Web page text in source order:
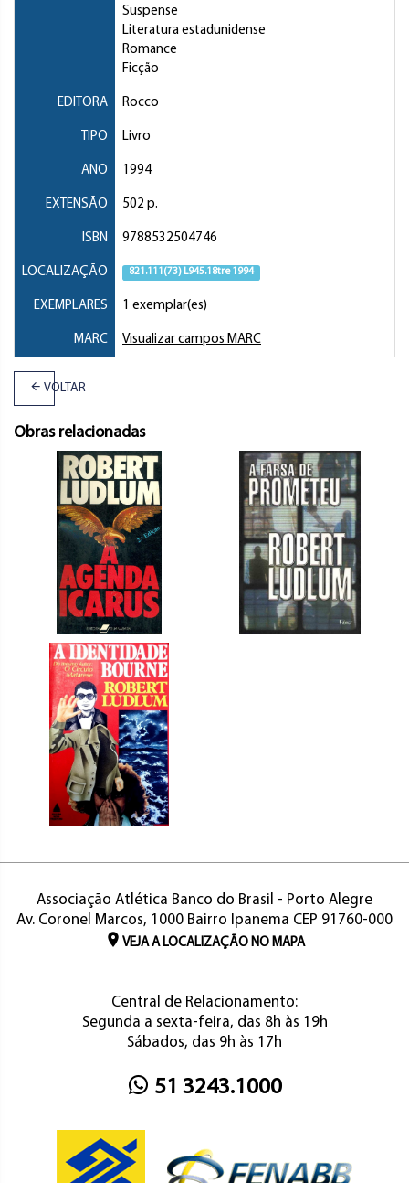
Suspense
Literatura estadunidense
Romance
Ficção
EDITORA Rocco
TIPO Livro
ANO 1994
EXTENSÃO 502 p.
ISBN 9788532504746
LOCALIZAÇÃO 821.111(73) L945.18tre 1994
EXEMPLARES 1 exemplar(es)
MARC Visualizar campos MARC
VOLTAR
Obras relacionadas
Associação Atlética Banco do Brasil - Porto Alegre
Av. Coronel Marcos, 1000 Bairro Ipanema CEP 91760-000
VEJA A LOCALIZAÇÃO NO MAPA
Central de Relacionamento:
Segunda a sexta-feira, das 8h às 19h
Sábados, das 9h às 17h
51 3243.1000